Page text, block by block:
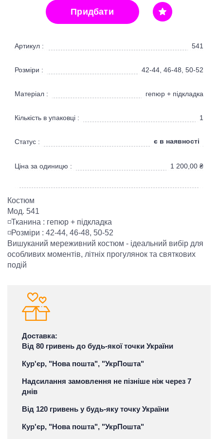
Придбати
Артикул : 541
Розміри : 42-44, 46-48, 50-52
Матеріал : гепюр + підкладка
Кількість в упаковці : 1
Статус : є в наявності
Ціна за одиницю : 1 200,00 ₴
Костюм
Мод. 541
◽️Тканина : гепюр + підкладка
◽️Розміри : 42-44, 46-48, 50-52
Вишуканий мереживний костюм - ідеальний вибір для
особливих моментів, літніх прогулянок та святкових
подій
Доставка:
Від 80 гривень до будь-якої точки України
Кур'єр, "Нова пошта", "УкрПошта"
Надсилання замовлення не пізніше ніж через 7
днів
Від 120 гривень у будь-яку точку України
Кур'єр, "Нова пошта", "УкрПошта"